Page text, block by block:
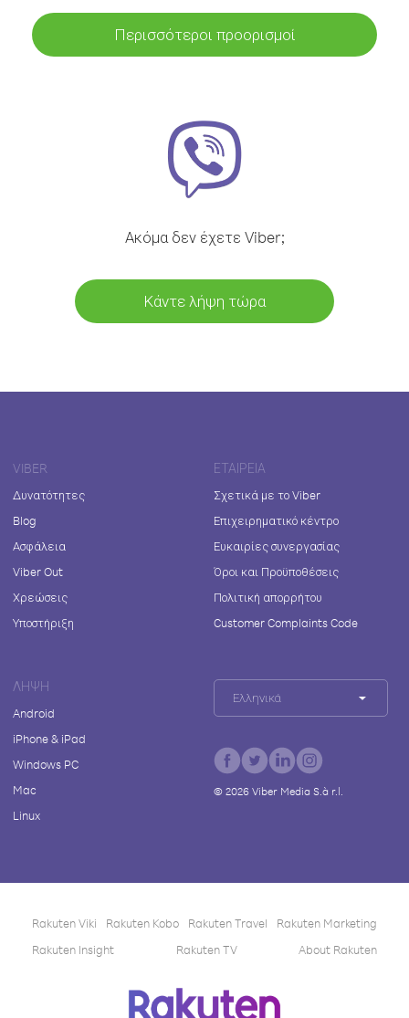
Περισσότεροι προορισμοί
Ακόμα δεν έχετε Viber;
Κάντε λήψη τώρα
VIBER
Δυνατότητες
Blog
Ασφάλεια
Viber Out
Χρεώσεις
Υποστήριξη
ΕΤΑΙΡΕΊΑ
Σχετικά με το Viber
Επιχειρηματικό κέντρο
Ευκαιρίες συνεργασίας
Όροι και Προϋποθέσεις
Πολιτική απορρήτου
Customer Complaints Code
ΛΉΨΗ
Android
iPhone & iPad
Windows PC
Mac
Linux
Ελληνικά
© 2026Viber Media S.à r.l.
Rakuten Viki Rakuten Kobo Rakuten Travel
Rakuten Marketing
Rakuten Insight
Rakuten TV About Rakuten